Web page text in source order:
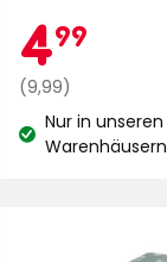
5
Sternen,
basierend
auf
303
499
€
Regulärer
Preis
9,99
(9,99)
Lagerbestand:
Nur in unseren
Warenhäusern